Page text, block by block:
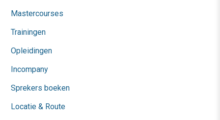
Mastercourses
Trainingen
Opleidingen
Incompany
Sprekers boeken
Locatie & Route